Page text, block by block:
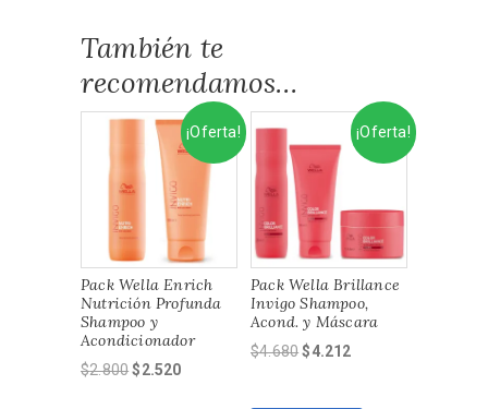
También te
recomendamos…
¡Oferta!
Pack Wella Enrich
Nutrición Profunda
Shampoo y
Acondicionador
$2.800El
$2.520El
¡Oferta!
Pack Wella Brillance
Invigo Shampoo,
Acond. y Máscara
$4.680El
$4.212